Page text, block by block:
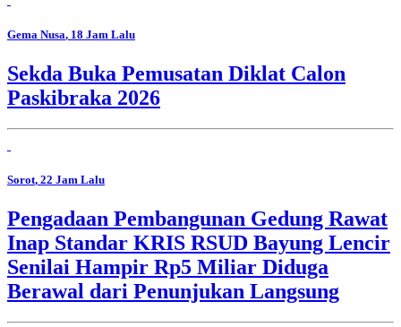
Gema Nusa, 18 Jam Lalu
Sekda Buka Pemusatan Diklat Calon
Paskibraka 2026
Sorot, 22 Jam Lalu
Pengadaan Pembangunan Gedung Rawat
Inap Standar KRIS RSUD Bayung Lencir
Senilai Hampir Rp5 Miliar Diduga
Berawal dari Penunjukan Langsung